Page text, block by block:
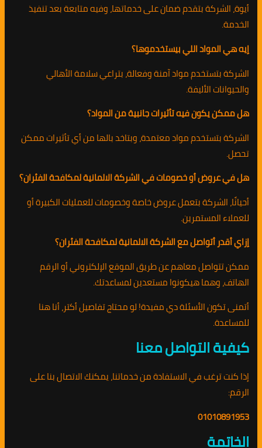
أيوة، الشركة بتقدم ضمان على خدماتها، وفيه متابعة بعد تنفيذ
الخدمة.
إيه هي المواد اللي بيستخدموها؟
الشركة بتستخدم مواد آمنة وفعالة، بتراعي سلامة الأهالي
والحيوانات الأليفة.
هل ممكن يكون فيه تأثيرات جانبية من المواد؟
الشركة بتستخدم مواد معتمدة، وبتاخد بالها من أي تأثيرات ممكن
تحصل.
هل في عروض أو خصومات في الشركة الالمانية لمكافحة الفئران؟
أحيانًا، الشركة بتعمل عروض خاصة وخصومات للعمليات الكبيرة أو
للعملاء المستمرين.
إزاي أقدر أتواصل مع الشركة الالمانية لمكافحة الفئران؟
ممكن تتواصل معاهم عن طريق الموقع الإلكتروني أو الرقم
الهاتف، وهما هيكونوا مستعدين لمساعدتك.
أتمنى تكون الأسئلة دي مفيدة! لو محتاج تفاصيل أكتر، أنا هنا
للمساعدة.
كيفية التواصل معنا
إذا كنت ترغب في الاستفادة من خدماتنا، يمكنك الاتصال بنا على
الرقم:
01010891953
الخاتمة